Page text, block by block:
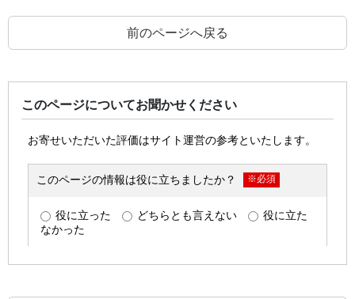
前のページへ戻る
このページについてお聞かせください